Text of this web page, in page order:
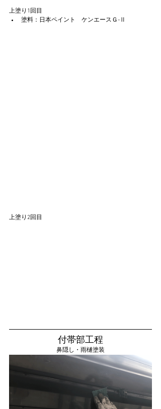
上塗り1回目
塗料：日本ペイント　ケンエースＧ-Ⅱ
上塗り2回目
付帯部工程
鼻隠し・雨樋塗装